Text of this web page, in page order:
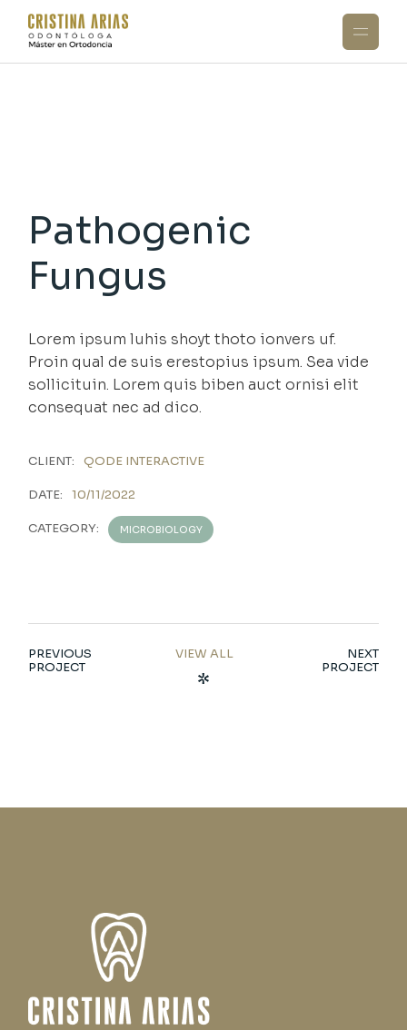
content
Pathogenic
Fungus
Lorem ipsum luhis shoyt thoto ionvers uf.
Proin qual de suis erestopius ipsum. Sea vide
sollicituin. Lorem quis biben auct ornisi elit
consequat nec ad dico.
CLIENT: QODE INTERACTIVE
DATE: 10/11/2022
CATEGORY: MICROBIOLOGY
PREVIOUS
PROJECT
VIEW ALL
NEXT
PROJECT